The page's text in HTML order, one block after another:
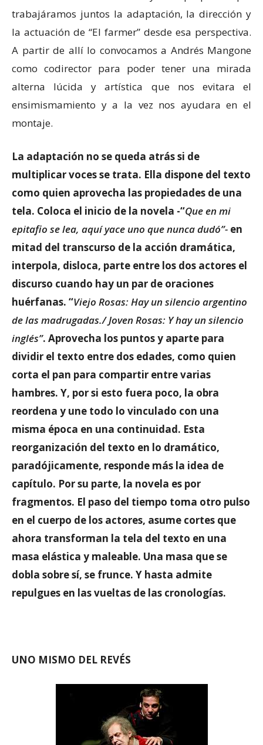
trabajáramos juntos la adaptación, la dirección y
la actuación de “El farmer” desde esa perspectiva.
A partir de allí lo convocamos a Andrés Mangone
como codirector para poder tener una mirada
alterna lúcida y artística que nos evitara el
ensimismamiento y a la vez nos ayudara en el
montaje.
La adaptación no se queda atrás si de
multiplicar voces se trata. Ella dispone del texto
como quien aprovecha las propiedades de una
tela. Coloca el inicio de la novela -“Que en mi
epitafio se lea, aquí yace uno que nunca dudó”- en
mitad del transcurso de la acción dramática,
interpola, disloca, parte entre los dos actores el
discurso cuando hay un par de oraciones
huérfanas. “Viejo Rosas: Hay un silencio argentino
de las madrugadas./ Joven Rosas: Y hay un silencio
inglés”. Aprovecha los puntos y aparte para
dividir el texto entre dos edades, como quien
corta el pan para compartir entre varias
hambres. Y, por si esto fuera poco, la obra
reordena y une todo lo vinculado con una
misma época en una continuidad. Esta
reorganización del texto en lo dramático,
paradójicamente, responde más la idea de
capítulo. Por su parte, la novela es por
fragmentos. El paso del tiempo toma otro pulso
en el cuerpo de los actores, asume cortes que
ahora transforman la tela del texto en una
masa elástica y maleable. Una masa que se
dobla sobre sí, se frunce. Y hasta admite
repulgues en las vueltas de las cronologías.
UNO MISMO DEL REVÉS